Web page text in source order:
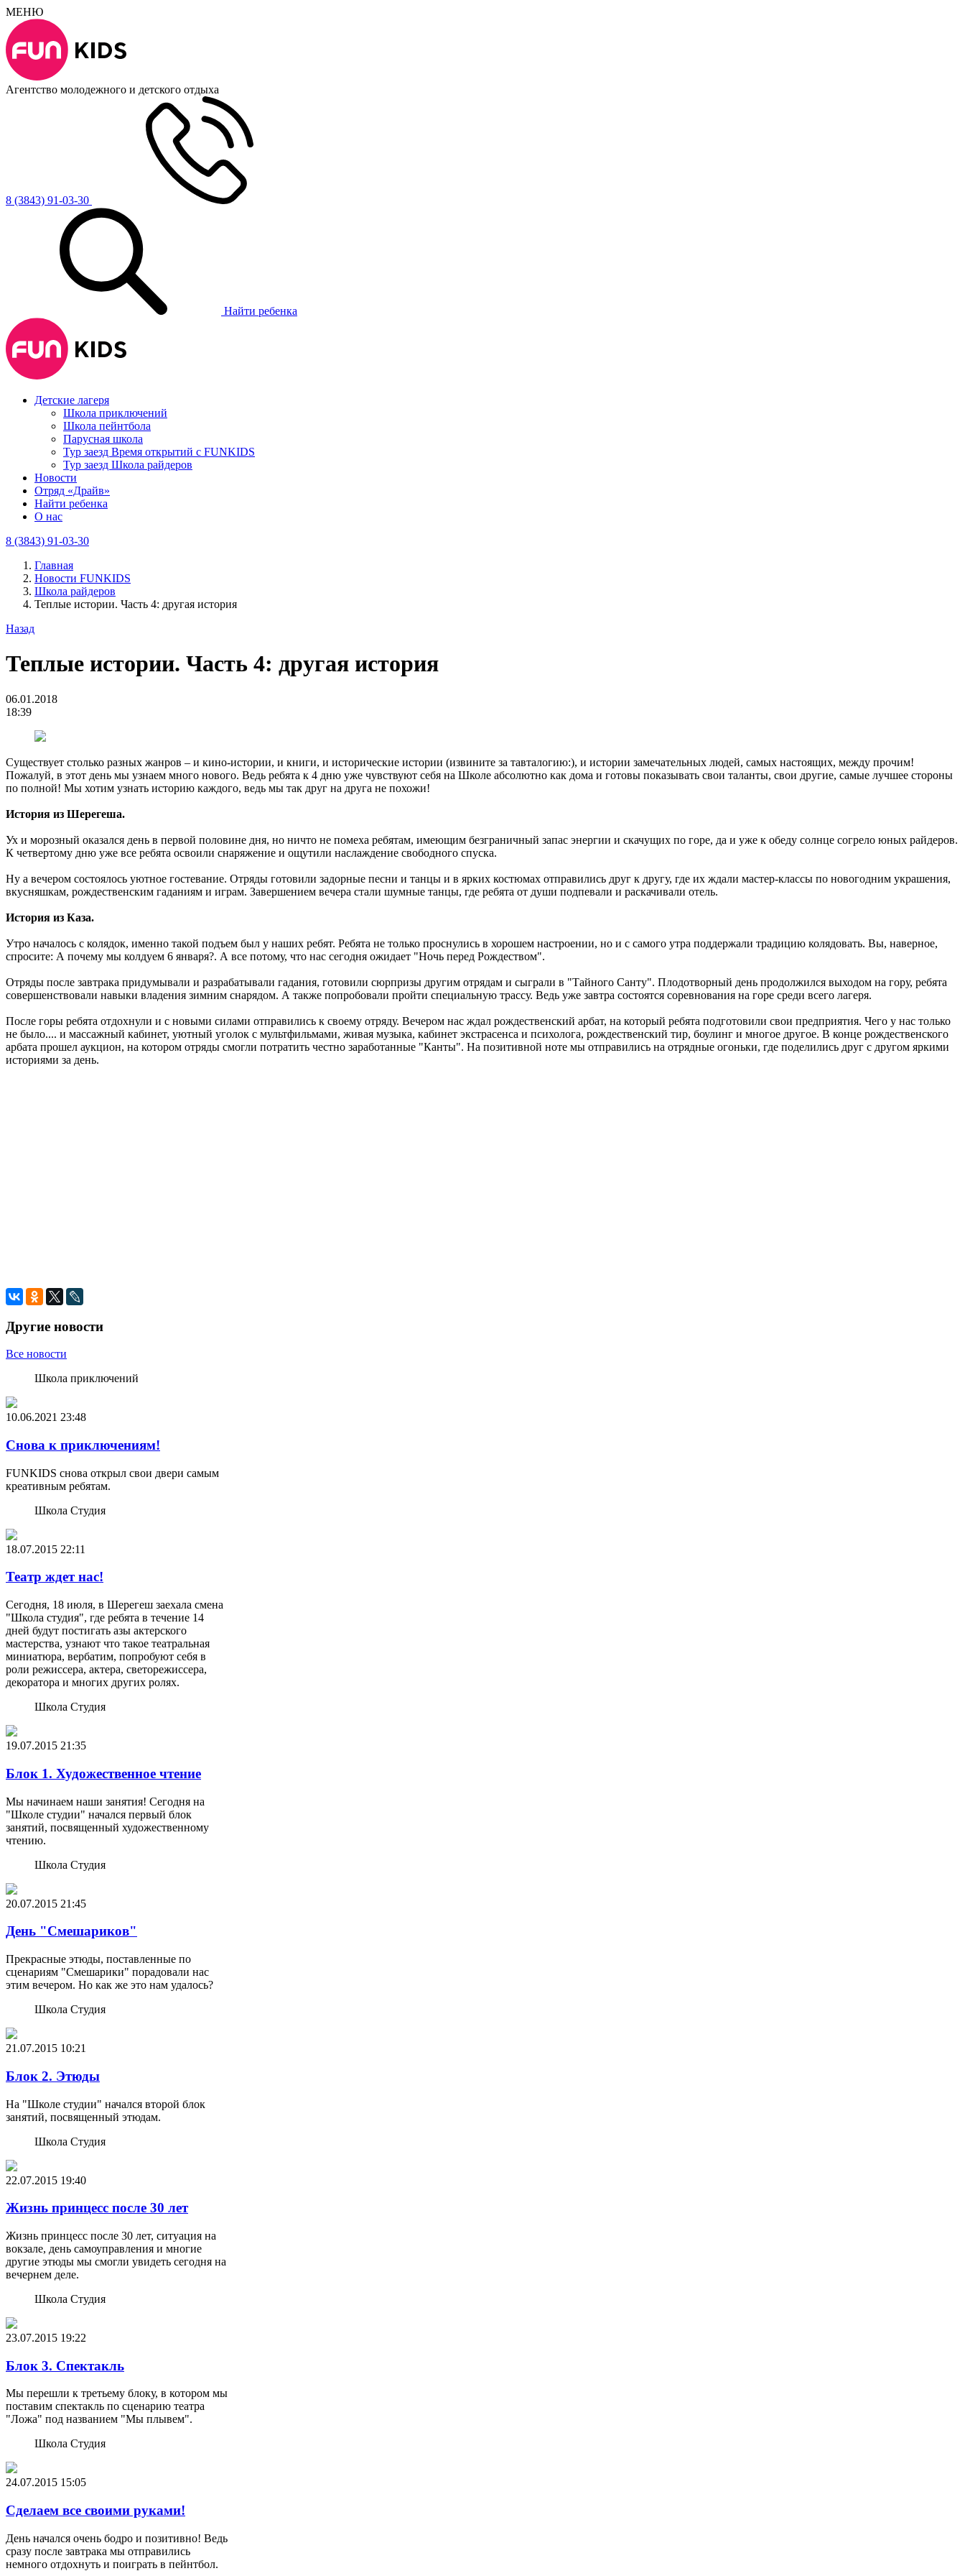
МЕНЮ
Агентство молодежного и детского отдыха
8 (3843) 91-03-30
Найти ребенка
Детские лагеря
Школа приключений
Школа пейнтбола
Парусная школа
Тур заезд Время открытий с FUNKIDS
Тур заезд Школа райдеров
Новости
Отряд «Драйв»
Найти ребенка
О нас
8 (3843) 91-03-30
Главная
Новости FUNKIDS
Школа райдеров
Теплые истории. Часть 4: другая история
Назад
Теплые истории. Часть 4: другая история
06.01.2018
18:39
Существует столько разных жанров – и кино-истории, и книги, и исторические истории (извините за тавталогию:), и истории замечательных людей, самых настоящих, между прочим!
Пожалуй, в этот день мы узнаем много нового. Ведь ребята к 4 дню уже чувствуют себя на Школе абсолютно как дома и готовы показывать свои таланты, свои другие, самые лучшее стороны
по полной! Мы хотим узнать историю каждого, ведь мы так друг на друга не похожи!
История из Шерегеша.
Ух и морозный оказался день в первой половине дня, но ничто не помеха ребятам, имеющим безграничный запас энергии и скачущих по горе, да и уже к обеду солнце согрело юных райдеров.
К четвертому дню уже все ребята освоили снаряжение и ощутили наслаждение свободного спуска.
Ну а вечером состоялось уютное гостевание. Отряды готовили задорные песни и танцы и в ярких костюмах отправились друг к другу, где их ждали мастер-классы по новогодним украшения,
вкусняшкам, рождественским гаданиям и играм. Завершением вечера стали шумные танцы, где ребята от души подпевали и раскачивали отель.
История из Каза.
Утро началось с колядок, именно такой подъем был у наших ребят. Ребята не только проснулись в хорошем настроении, но и с самого утра поддержали традицию колядовать. Вы, наверное,
спросите: А почему мы колдуем 6 января?. А все потому, что нас сегодня ожидает "Ночь перед Рождеством".
Отряды после завтрака придумывали и разрабатывали гадания, готовили сюрпризы другим отрядам и сыграли в "Тайного Санту". Плодотворный день продолжился выходом на гору, ребята
совершенствовали навыки владения зимним снарядом. А также попробовали пройти специальную трассу. Ведь уже завтра состоятся соревнования на горе среди всего лагеря.
После горы ребята отдохнули и с новыми силами отправились к своему отряду. Вечером нас ждал рождественский арбат, на который ребята подготовили свои предприятия. Чего у нас только
не было.... и массажный кабинет, уютный уголок с мультфильмами, живая музыка, кабинет экстрасенса и психолога, рождественский тир, боулинг и многое другое. В конце рождественского
арбата прошел аукцион, на котором отряды смогли потратить честно заработанные "Канты". На позитивной ноте мы отправились на отрядные огоньки, где поделились друг с другом яркими
историями за день.
Другие новости
Все новости
Школа приключений
10.06.2021 23:48
Снова к приключениям!
FUNKIDS снова открыл свои двери самым
креативным ребятам.
Школа Студия
18.07.2015 22:11
Театр ждет нас!
Сегодня, 18 июля, в Шерегеш заехала смена
"Школа студия", где ребята в течение 14
дней будут постигать азы актерского
мастерства, узнают что такое театральная
миниатюра, вербатим, попробуют себя в
роли режиссера, актера, светорежиссера,
декоратора и многих других ролях.
Школа Студия
19.07.2015 21:35
Блок 1. Художественное чтение
Мы начинаем наши занятия! Сегодня на
"Школе студии" начался первый блок
занятий, посвященный художественному
чтению.
Школа Студия
20.07.2015 21:45
День "Смешариков"
Прекрасные этюды, поставленные по
сценариям "Смешарики" порадовали нас
этим вечером. Но как же это нам удалось?
Школа Студия
21.07.2015 10:21
Блок 2. Этюды
На "Школе студии" начался второй блок
занятий, посвященный этюдам.
Школа Студия
22.07.2015 19:40
Жизнь принцесс после 30 лет
Жизнь принцесс после 30 лет, ситуация на
вокзале, день самоуправления и многие
другие этюды мы смогли увидеть сегодня на
вечернем деле.
Школа Студия
23.07.2015 19:22
Блок 3. Спектакль
Мы перешли к третьему блоку, в котором мы
поставим спектакль по сценарию театра
"Ложа" под названием "Мы плывем".
Школа Студия
24.07.2015 15:05
Сделаем все своими руками!
День начался очень бодро и позитивно! Ведь
сразу после завтрака мы отправились
немного отдохнуть и поиграть в пейнтбол.